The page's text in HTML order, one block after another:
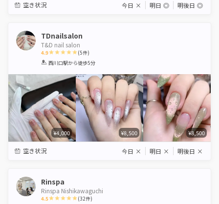
空き状況 今日 × 明日 ◎ 明後日 ◎
TDnailsalon
T&D nail salon
4.9
1 2 3 4 5
(5件)
西川口駅から徒歩5分
¥4,000 ¥8,500 ¥8,500
空き状況 今日 × 明日 × 明後日 ×
Rinspa
Rinspa Nishikawaguchi
4.5 (32件)